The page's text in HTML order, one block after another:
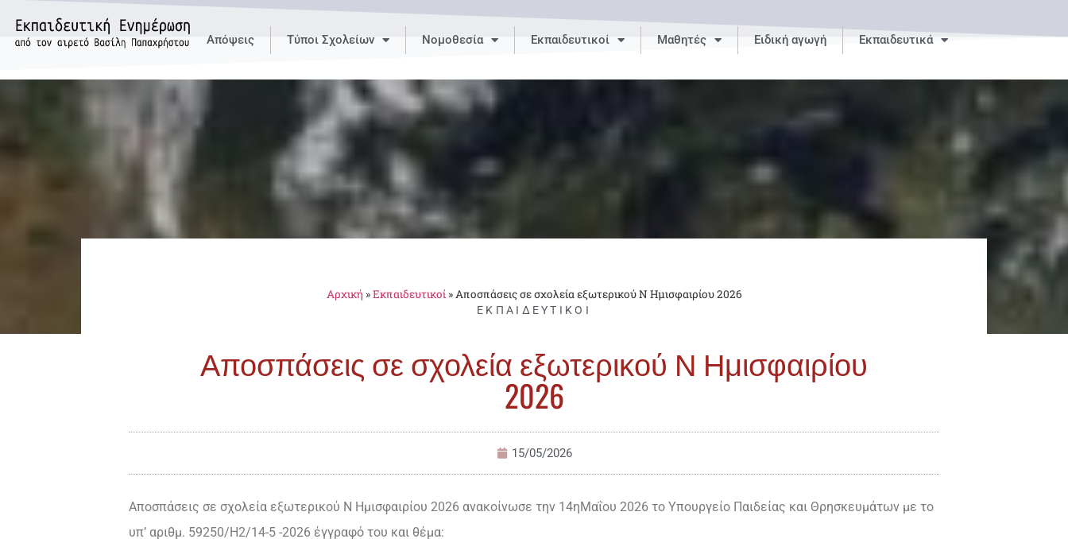
Απόψεις Τύποι Σχολείων Νομοθεσία Εκπαιδευτικοί Μαθητές Ειδική αγωγή Εκπαιδευτικά
Αρχική »Εκπαιδευτικοί»Αποσπάσεις σε σχολεία εξωτερικού Ν Ημισφαιρίου 2026
ΕΚΠΑΙΔΕΥΤΙΚΟΊ
Αποσπάσεις σε σχολεία εξωτερικού Ν Ημισφαιρίου
2026
15/05/2026
Αποσπάσεις σε σχολεία εξωτερικού Ν Ημισφαιρίου 2026 ανακοίνωσε την 14ηΜαΐου 2026 το Υπουργείο Παιδείας και Θρησκευμάτων με το
υπ’ αριθμ. 59250/Η2/14-5 -2026 έγγραφό του και θέμα: